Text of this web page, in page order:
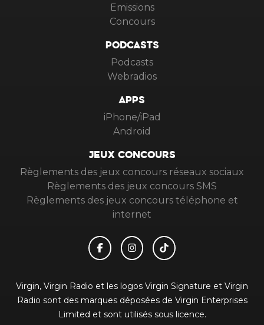
Emissions
Concours
PODCASTS
Podcasts
Webradios
APPS
iPhone/iPad
Android
JEUX CONCOURS
Règlements des jeux concours réseaux sociaux
Règlements des jeux concours SMS
Règlements des jeux concours téléphone et
internet
Virgin, Virgin Radio et les logos Virgin Signature et Virgin
Radio sont des marques déposées de Virgin Enterprises
Limited et sont utilisés sous licence.